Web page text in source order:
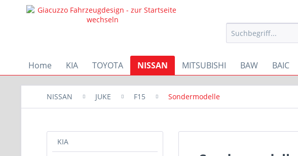
Home KIA TOYOTA NISSAN MITSUBISHI BAW BAIC
NISSAN JUKE F15 Sondermodelle
KIA